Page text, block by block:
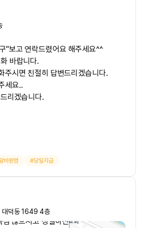
"보고 연락드렸어요 해주세요^^
바랍니다.
주시면 친절히 답변드리겠습니다.
세요..
리겠습니다.
바환영 당일지급
대덕동 1649 4층
심 많으시고 성실하신